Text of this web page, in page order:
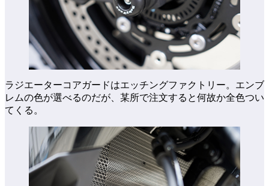
ラジエーターコアガードはエッチングファクトリー。エンブ
レムの色が選べるのだが、某所で注文すると何故か全色つい
てくる。